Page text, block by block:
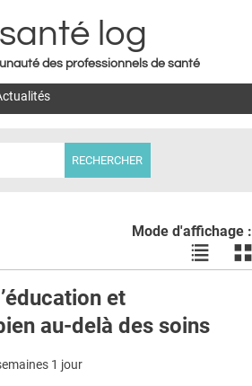
to navigation
santé log
des professionnels de santé
Mode d'affichage :
Voir
les
liste
les
et
au-delà des soins
1 jour